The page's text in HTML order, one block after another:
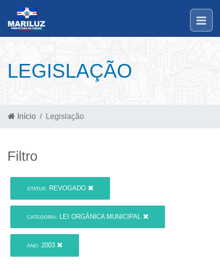
LEGISLAÇÃO
Início Legislação
Filtro
STATUS: REVOGADO
CATEGORIA: LEI ORGÂNICA MUNICIPAL
ANO: 2003